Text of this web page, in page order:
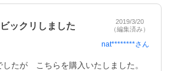
クリしました
2019/3/20
（編集済み）
nat********さん
たが　こちらを購入いたしました。